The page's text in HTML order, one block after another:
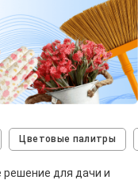
Цветовые палитры
для дачи и